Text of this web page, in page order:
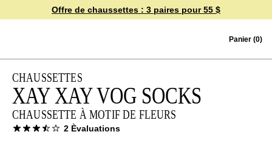
Skip to contentOffre de chaussettes : 3 paires pour 55 $
Panier (0)
CHAUSSETTES
XAY XAY VOG SOCKS
CHAUSSETTE À MOTIF DE FLEURS
2 Èvaluations